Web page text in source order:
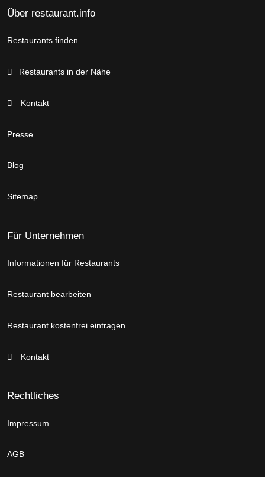
Über restaurant.info
Restaurants finden
Restaurants in der Nähe
Kontakt
Presse
Blog
Sitemap
Für Unternehmen
Informationen für Restaurants
Restaurant bearbeiten
Restaurant kostenfrei eintragen
Kontakt
Rechtliches
Impressum
AGB